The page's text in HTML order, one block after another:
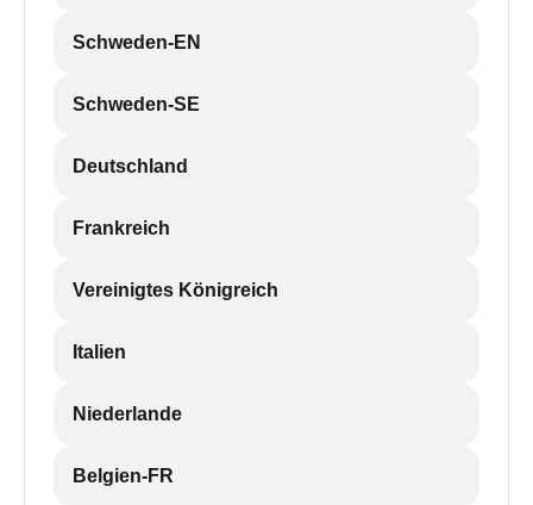
Schweden-EN
Schweden-SE
Deutschland
Frankreich
Vereinigtes Königreich
Italien
Niederlande
Belgien-FR